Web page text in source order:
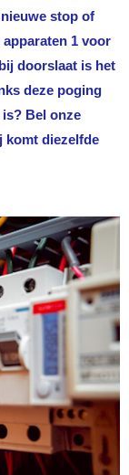
stop of
1 voor
doorslaat is het
deze poging
Bel onze
komt diezelfde